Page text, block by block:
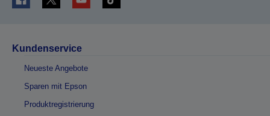
Kundenservice
Neueste Angebote
Sparen mit Epson
Produktregistrierung